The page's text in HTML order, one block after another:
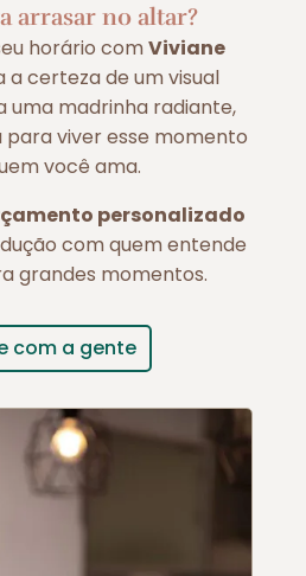
arrasar no altar?
horário comViviane
a certeza de um visual
uma madrinha radiante,
viver esse momento
você ama.
personalizado
com quem entende
grandes momentos.
com a gente